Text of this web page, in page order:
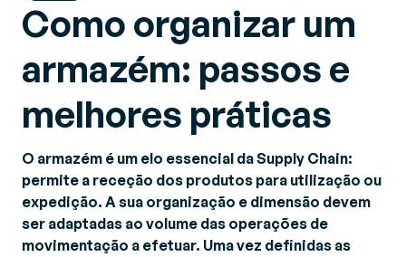
Como organizar um
armazém: passos e
melhores práticas
O armazém é um elo essencial da Supply Chain:
permite a receção dos produtos para utilização ou
expedição. A sua organização e dimensão devem
ser adaptadas ao volume das operações de
movimentação a efetuar. Uma vez definidas as